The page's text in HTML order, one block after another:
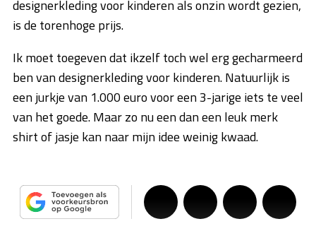
designerkleding voor kinderen als onzin wordt gezien,
is de torenhoge prijs.
Ik moet toegeven dat ikzelf toch wel erg gecharmeerd
ben van designerkleding voor kinderen. Natuurlijk is
een jurkje van 1.000 euro voor een 3-jarige iets te veel
van het goede. Maar zo nu een dan een leuk merk
shirt of jasje kan naar mijn idee weinig kwaad.